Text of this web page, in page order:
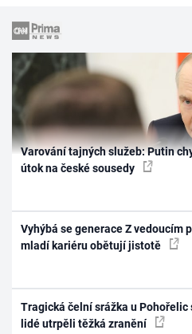
Varování tajných služeb: Putin
útok na české sousedy
Vyhýbá se generace Z vedoucím
mladí kariéru obětují jistotě
Tragická čelní srážka u Pohořelic
lidé utrpěli těžká zranění